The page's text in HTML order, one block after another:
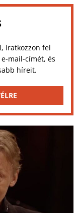
iratkozzon fel
mail-címét, és
híreit.